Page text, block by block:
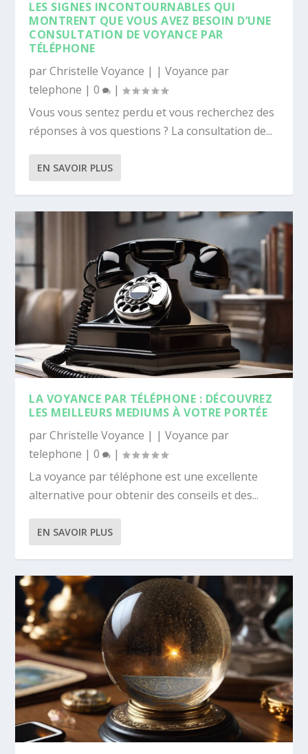
LES SIGNES INCONTOURNABLES QUI
MONTRENT QUE VOUS AVEZ BESOIN D’UNE
CONSULTATION DE VOYANCE PAR
TÉLÉPHONE
parChristelle Voyance | |Voyance par
telephone |0
|
Vous vous sentez perdu et vous recherchez des
réponses à vos questions ? La consultation de...
EN SAVOIR PLUS
LA VOYANCE PAR TÉLÉPHONE : DÉCOUVREZ
LES MEILLEURS MEDIUMS À VOTRE PORTÉE
parChristelle Voyance | |Voyance par
telephone |0
|
La voyance par téléphone est une excellente
alternative pour obtenir des conseils et des...
EN SAVOIR PLUS